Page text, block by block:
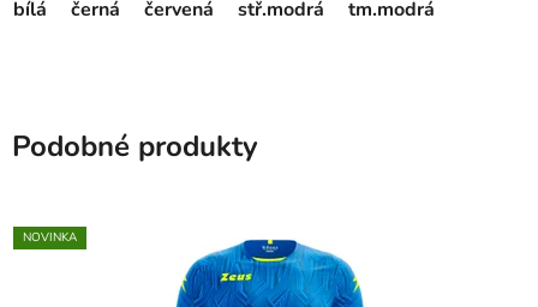
bílá černá červená stř.modrá tm.modrá
Podobné produkty
NOVINKA